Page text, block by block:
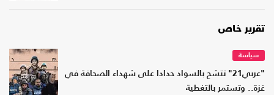
تقرير خاص
سياسة
"عربي21" تتشح بالسواد حدادا على شهداء الصحافة في
غزة.. وتستمر بالتغطية